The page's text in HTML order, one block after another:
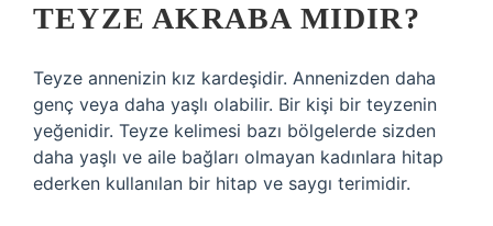
TEYZE AKRABA MIDIR?
Teyze annenizin kız kardeşidir. Annenizden daha
genç veya daha yaşlı olabilir. Bir kişi bir teyzenin
yeğenidir. Teyze kelimesi bazı bölgelerde sizden
daha yaşlı ve aile bağları olmayan kadınlara hitap
ederken kullanılan bir hitap ve saygı terimidir.